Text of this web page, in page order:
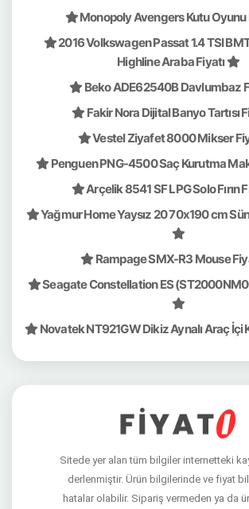
Monopoly Avengers Kutu Oyunu
2016 Volkswagen Passat 1.4 TSI
Highline Araba Fiyatı
Beko ADE62540B Davlumbaz
Fakir Nora Dijital Banyo Tartısı
Vestel Ziyafet 8000 Mikser
Penguen PNG-4500 Saç Kurutma
Arçelik 8541 SF LPG Solo Fırın
Yağmur Home Yaysız 20 70x190 cm
Rampage SMX-R3 Mouse
Seagate Constellation ES
Novatek NT921GW Dikiz Aynalı Araç İçi
Sitede yer alan tüm bilgiler internetteki
derlenmiştir. Ürün bilgilerinde ve fiyat
hatalar olabilir. Sipariş vermeden ya da